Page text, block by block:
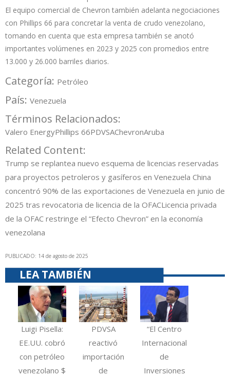
El equipo comercial de Chevron también adelanta negociaciones
con Phillips 66 para concretar la venta de crudo venezolano,
tomando en cuenta que esta empresa también se anotó
importantes volúmenes en 2023 y 2025 con promedios entre
13.000 y 26.000 barriles diarios.
Categoría: Petróleo
País: Venezuela
Términos Relacionados:
Valero EnergyPhillips 66PDVSAChevronAruba
Related Content:
Trump se replantea nuevo esquema de licencias reservadas
para proyectos petroleros y gasíferos en Venezuela China
concentró 90% de las exportaciones de Venezuela en junio de
2025 tras revocatoria de licencia de la OFACLicencia privada
de la OFAC restringe el “Efecto Chevron” en la economía
venezolana
PUBLICADO: 14 de agosto de 2025
LEA TAMBIÉN
Luigi Pisella:
EE.UU. cobró
con petróleo
venezolano $
PDVSA
reactivó
importación
de
“El Centro
Internacional
de
Inversiones